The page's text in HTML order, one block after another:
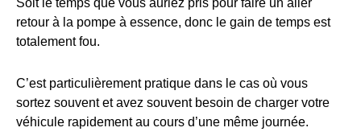
Soit le temps que vous auriez pris pour faire un aller
retour à la pompe à essence, donc le gain de temps est
totalement fou.
C’est particulièrement pratique dans le cas où vous
sortez souvent et avez souvent besoin de charger votre
véhicule rapidement au cours d’une même journée.